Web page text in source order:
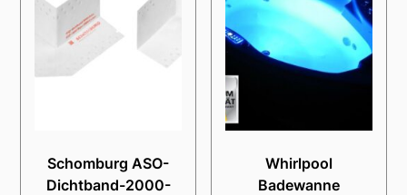
Schomburg ASO-
Dichtband-2000-
Whirlpool
Badewanne